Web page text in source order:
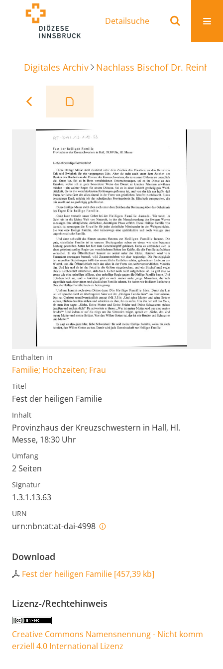
Detailsuche
Digitales Archiv Nachlass Bischof Dr.
Enthalten in
Familie; Hochzeiten; Frau
Titel
Fest der heiligen Familie
Inhalt
Provinzhaus der Kreuzschwestern in Hall, Hl.
Messe, 18:30 Uhr
Umfang
2 Seiten
Signatur
1.3.1.13.63
URN
urn:nbn:at:at-dai-4998
Download
Fest der heiligen Familie [457,39 kb]
Lizenz-/Rechtehinweis
Creative Commons Namensnennung - Nicht komm
erziell 4.0 International Lizenz